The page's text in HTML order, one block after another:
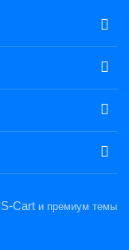
Cart и премиум темы